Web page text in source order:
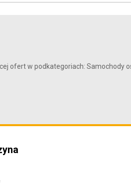
ofert w podkategoriach: Samochody